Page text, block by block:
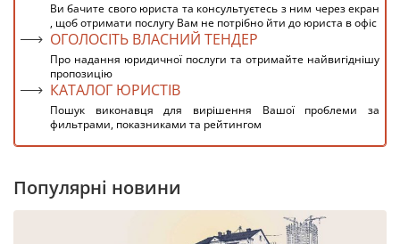
Ви бачите свого юриста та консультуєтесь з ним через екран
, щоб отримати послугу Вам не потрібно йти до юриста в офіс
ОГОЛОСІТЬ ВЛАСНИЙ ТЕНДЕР
Про надання юридичної послуги та отримайте найвигіднішу
пропозицію
КАТАЛОГ ЮРИСТІВ
Пошук виконавця для вирішення Вашої проблеми за
фильтрами, показниками та рейтингом
Популярні новини